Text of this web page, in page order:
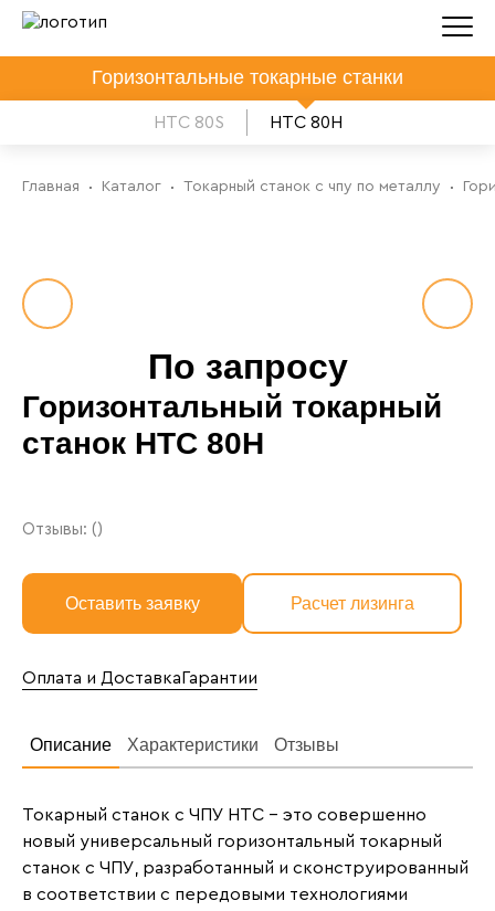
Горизонтальные токарные станки
HTC 80S HTC 80H
Главная Каталог Токарный станок с чпу по металлу
По запросу
Горизонтальный токарный
станок HTC 80H
Отзывы: ()
Оставить заявку Расчет лизинга
Оплата и Доставка Гарантии
Описание Характеристики Отзывы
Токарный станок с ЧПУ HTC - это совершенно
новый универсальный горизонтальный токарный
станок с ЧПУ, разработанный и сконструированный
в соответствии с передовыми технологиями